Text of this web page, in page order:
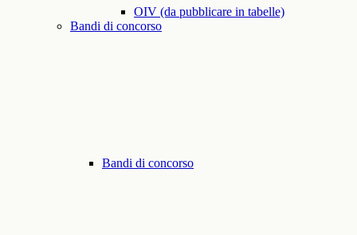
OIV (da pubblicare in tabelle)
Bandi di concorso
Bandi di concorso